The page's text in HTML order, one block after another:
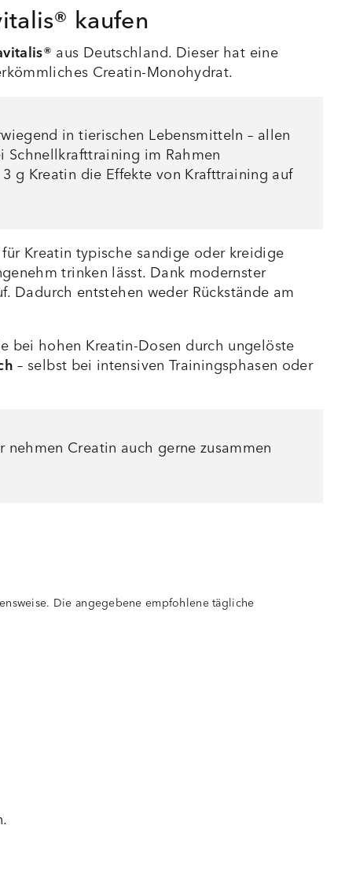
kaufen
aus Deutschland. Dieser hat eine
Creatin-Monohydrat.
in tierischen Lebensmitteln – allen
Schnellkrafttraining im Rahmen
g Kreatin die Effekte von Krafttraining auf
Kreatin typische sandige oder kreidige
trinken lässt. Dank modernster
Dadurch entstehen weder Rückstände am
bei hohen Kreatin-Dosen durch ungelöste
– selbst bei intensiven Trainingsphasen oder
nehmen Creatin auch gerne zusammen
Die angegebene empfohlene tägliche